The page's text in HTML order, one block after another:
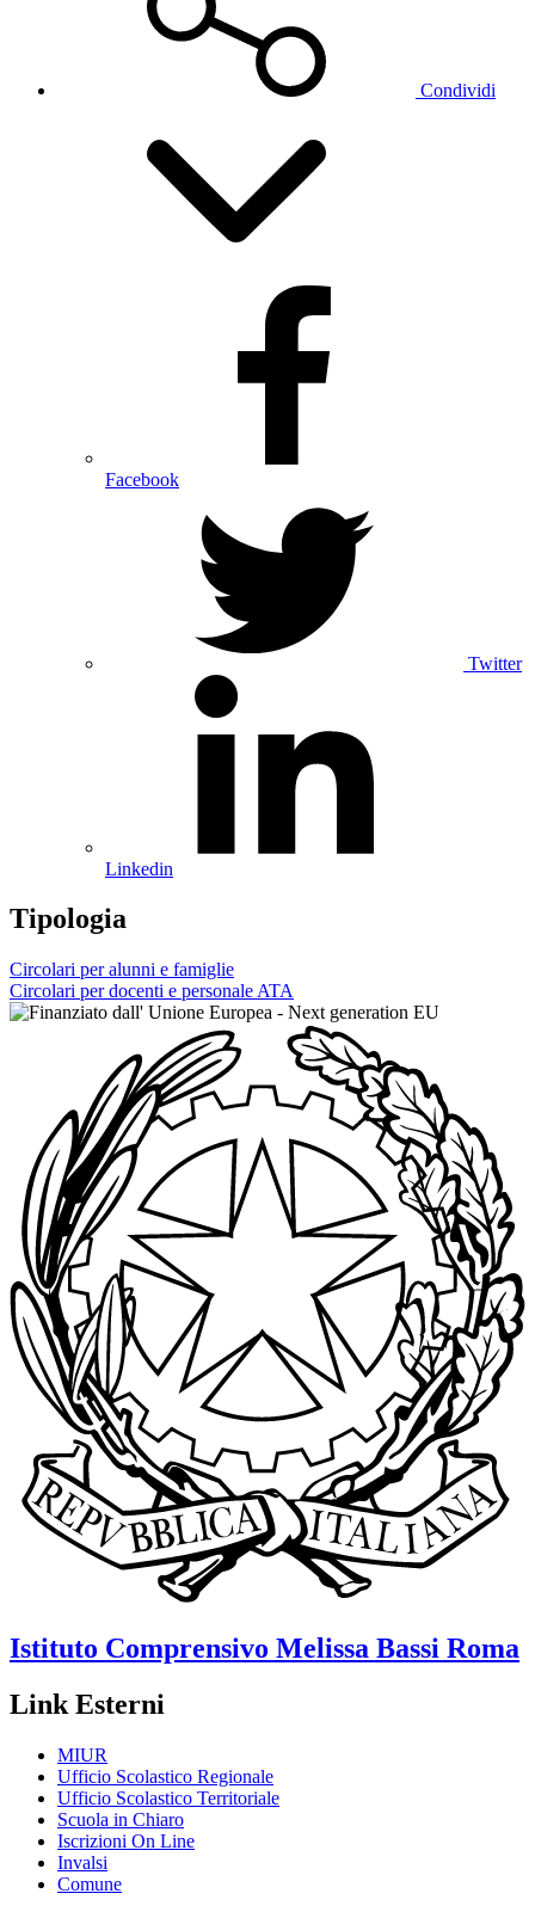
Condividi
Facebook
Twitter
Linkedin
Tipologia
Circolari per alunni e famiglie
Circolari per docenti e personale ATA
Istituto Comprensivo Melissa Bassi Roma
Link Esterni
MIUR
Ufficio Scolastico Regionale
Ufficio Scolastico Territoriale
Scuola in Chiaro
Iscrizioni On Line
Invalsi
Comune